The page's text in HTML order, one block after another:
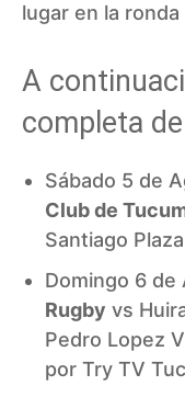
lugar en la ronda
A
completa
Sábado 5 de
Club de
Santiago
Domingo 6 de
Rugby vs
Pedro Lopez
por Try TV